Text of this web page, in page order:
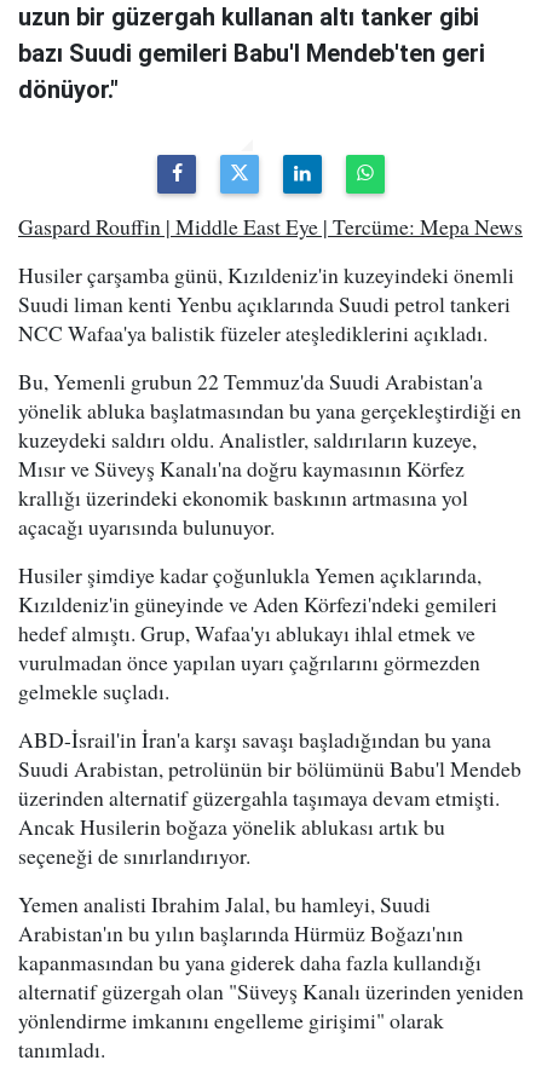
uzun bir güzergah kullanan altı tanker gibi
bazı Suudi gemileri Babu'l Mendeb'ten geri
dönüyor."
Gaspard Rouffin | Middle East Eye | Tercüme: Mepa News
Husiler çarşamba günü, Kızıldeniz'in kuzeyindeki önemli
Suudi liman kenti Yenbu açıklarında Suudi petrol tankeri
NCC Wafaa'ya balistik füzeler ateşlediklerini açıkladı.
Bu, Yemenli grubun 22 Temmuz'da Suudi Arabistan'a
yönelik abluka başlatmasından bu yana gerçekleştirdiği en
kuzeydeki saldırı oldu. Analistler, saldırıların kuzeye,
Mısır ve Süveyş Kanalı'na doğru kaymasının Körfez
krallığı üzerindeki ekonomik baskının artmasına yol
açacağı uyarısında bulunuyor.
Husiler şimdiye kadar çoğunlukla Yemen açıklarında,
Kızıldeniz'in güneyinde ve Aden Körfezi'ndeki gemileri
hedef almıştı. Grup, Wafaa'yı ablukayı ihlal etmek ve
vurulmadan önce yapılan uyarı çağrılarını görmezden
gelmekle suçladı.
ABD-İsrail'in İran'a karşı savaşı başladığından bu yana
Suudi Arabistan, petrolünün bir bölümünü Babu'l Mendeb
üzerinden alternatif güzergahla taşımaya devam etmişti.
Ancak Husilerin boğaza yönelik ablukası artık bu
seçeneği de sınırlandırıyor.
Yemen analisti Ibrahim Jalal, bu hamleyi, Suudi
Arabistan'ın bu yılın başlarında Hürmüz Boğazı'nın
kapanmasından bu yana giderek daha fazla kullandığı
alternatif güzergah olan "Süveyş Kanalı üzerinden yeniden
yönlendirme imkanını engelleme girişimi" olarak
tanımladı.